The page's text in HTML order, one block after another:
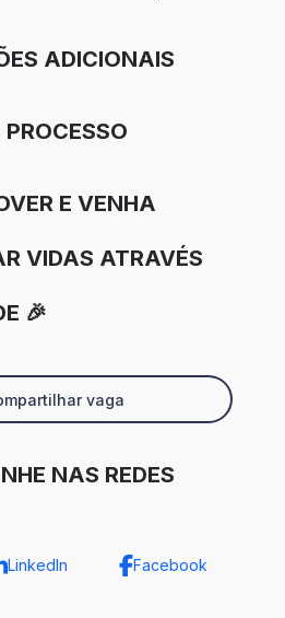
ADICIONAIS
E VENHA
VIDAS ATRAVÉS
🎉
vaga
NAS REDES
LinkedIn Facebook